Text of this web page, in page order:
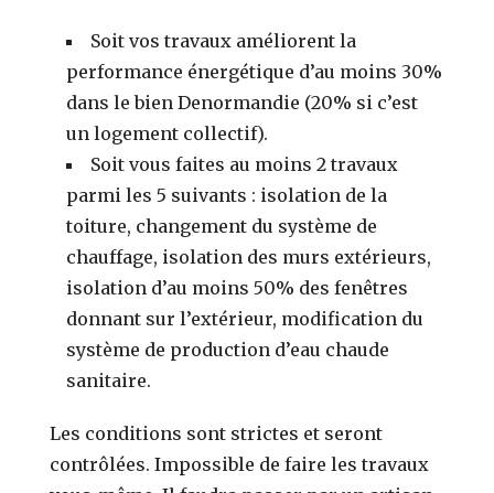
Soit vos travaux améliorent la
performance énergétique d’au moins 30%
dans le bien Denormandie (20% si c’est
un logement collectif).
Soit vous faites au moins 2 travaux
parmi les 5 suivants : isolation de la
toiture, changement du système de
chauffage, isolation des murs extérieurs,
isolation d’au moins 50% des fenêtres
donnant sur l’extérieur, modification du
système de production d’eau chaude
sanitaire.
Les conditions sont strictes et seront
contrôlées. Impossible de faire les travaux